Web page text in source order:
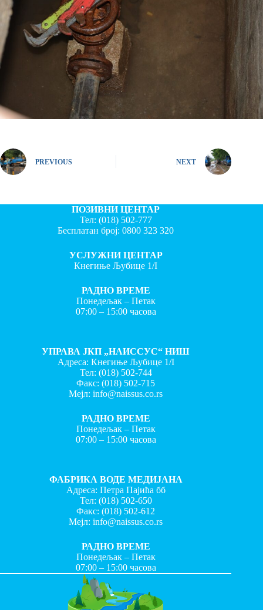
PREVIOUS NEXT
ПОЗИВНИ ЦЕНТАР
Тел: (018) 502-777
Бесплатан број:0800 323 320
УСЛУЖНИ ЦЕНТАР
Кнегиње Љубице 1/I
РАДНО ВРЕМЕ
Понедељак – Петак
07:00 – 15:00 часова
УПРАВА ЈКП „НАИССУС“ НИШ
Адреса: Кнегиње Љубице 1/I
Тел: (018) 502-744
Факс:(018) 502-715
Мејл:info@naissus.co.rs
РАДНО ВРЕМЕ
Понедељак – Петак
07:00 – 15:00 часова
ФАБРИКА ВОДЕ МЕДИЈАНА
Адреса: Петра Пајића бб
Тел: (018) 502-650
Факс:(018) 502-612
Мејл:info@naissus.co.rs
РАДНО ВРЕМЕ
Понедељак – Петак
07:00 – 15:00 часова